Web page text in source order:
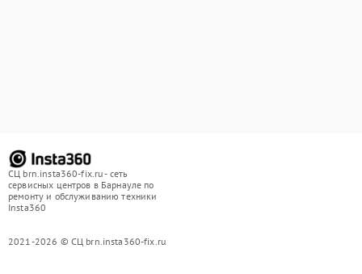
СЦ brn.insta360-fix.ru - сеть
сервисных центров в Барнауле по
ремонту и обслуживанию техники
Insta360
2021-2026 © СЦ brn.insta360-fix.ru